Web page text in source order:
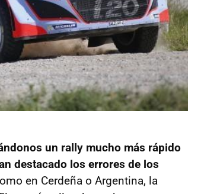
un rally mucho más rápido
destacado los errores de los
en Cerdeña o Argentina, la